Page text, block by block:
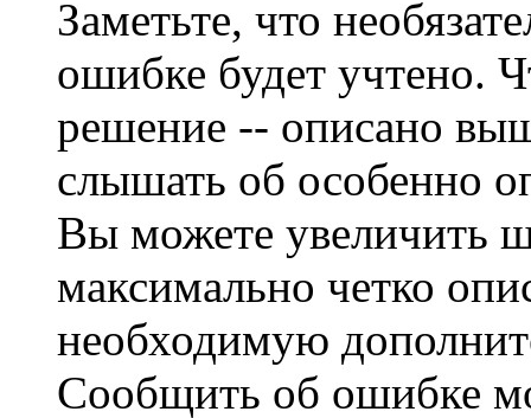
Заметьте, что
ошибке будет учтено.
решение -- описано
слышать об особенно
Вы можете увеличить
максимально четко
необходимую
Сообщить об ошибке